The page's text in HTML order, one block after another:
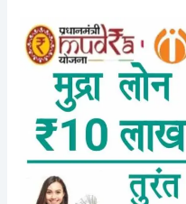
IDBI
Bank
Mudra
IDBI
बैंक
तुरंत,